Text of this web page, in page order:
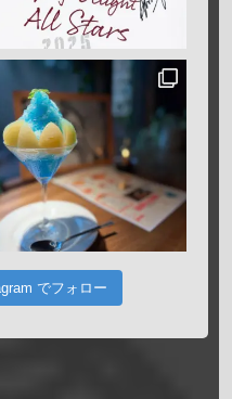
でフォロー